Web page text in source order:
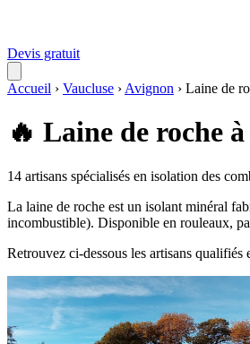
Devis gratuit
Accueil › Vaucluse › Avignon › Laine de
🔥 Laine de roche
14 artisans spécialisés en isolation des
La laine de roche est un isolant minéral
incombustible). Disponible en rouleaux,
Retrouvez ci-dessous les artisans